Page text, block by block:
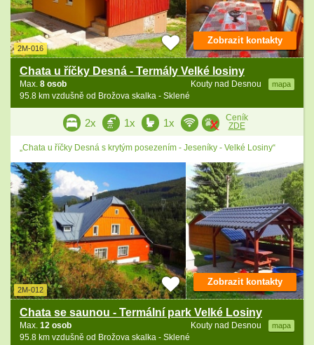
2M-016
Chata u říčky Desná - Termály Velké losiny
Kouty nad Desnou mapa
Max. 8 osob
95.8 km vzdušně od Brožova skalka - Sklené
Zobrazit kontakty
2x 1x 1x
Ceník
ZDE
„Chata u říčky Desná s krytým posezením - Jeseníky - Velké Losiny“
2M-012
Chata se saunou - Termální park Velké Losiny
Kouty nad Desnou mapa
Max. 12 osob
95.8 km vzdušně od Brožova skalka - Sklené
Zobrazit kontakty